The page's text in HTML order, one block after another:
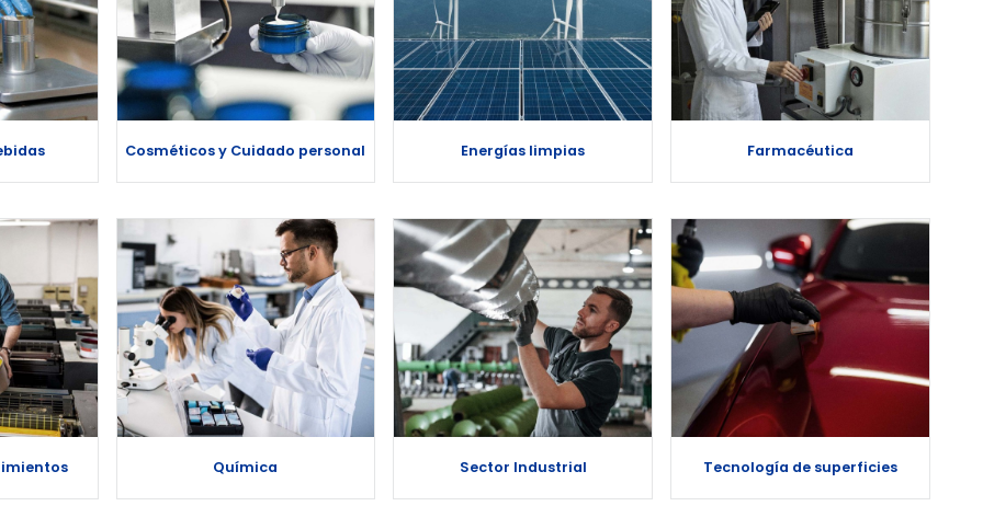
Cosméticos y Cuidado personal Energías limpias Farmacéutica
Química Sector Industrial Tecnología de superficies